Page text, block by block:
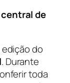
de
do
. Durante
toda